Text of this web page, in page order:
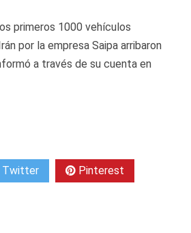
primeros 1000 vehículos
por la empresa Saipa arribaron
a través de su cuenta en
Twitter Pinterest